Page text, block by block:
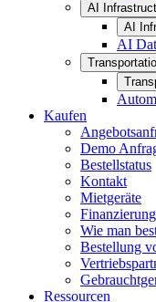
AI
AI
AI
Kaufen
Demo
Bestellstatus
Kontakt
Mietgeräte
Wie man
Bestellung
Ressourcen